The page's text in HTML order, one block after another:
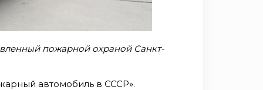
пожарной охраной Санкт-
автомобиль в СССР».